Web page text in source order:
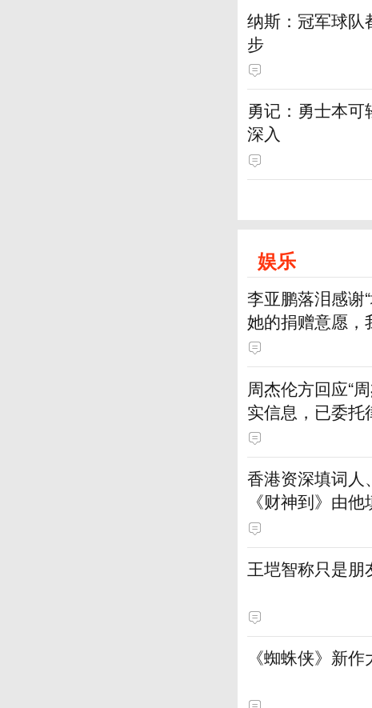
纳斯：冠军球
步
勇记：勇士本
深入
娱乐
李亚鹏落泪感谢
她的捐赠意愿，
99999元
周杰伦方回应“
实信息，已委托
据保全
香港资深填词人
《财神到》由他
王垲智称只是朋
《蜘蛛侠》新